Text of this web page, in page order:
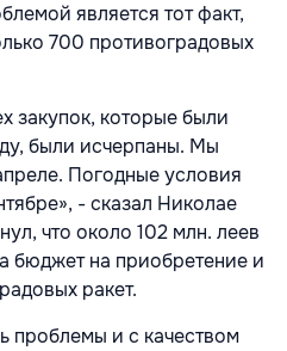
является тот факт,
700 противоградовых
закупок, которые были
были исчерпаны. Мы
Погодные условия
- сказал Николае
что около 102 млн. леев
бюджет на приобретение и
ракет.
проблемы и с качеством